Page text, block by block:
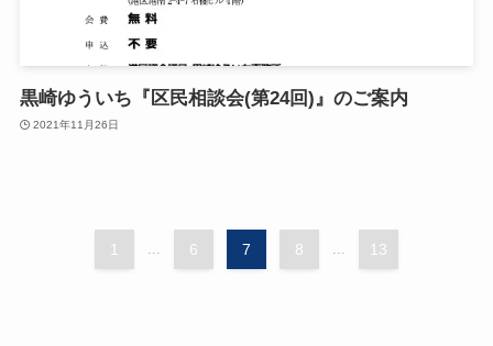
黒崎ゆういち『区民相談会(第24回)』のご案内
2021年11月26日
1 ... 6 7 8 ... 13